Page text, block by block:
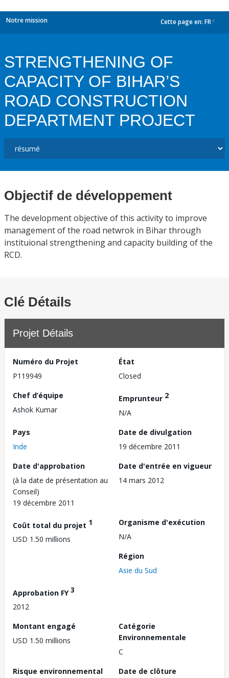
Notre mission Cette page en: FR
STRENGTHENING OF
CAPACITY OF BIHAR’S
ROAD CONSTRUCTION
DEPARTMENT PROJECT
Objectif de développement
The development objective of this activity to improve
management of the road netwrok in Bihar through
instituional strengthening and capacity building of the
RCD.
Clé Détails
Projet Détails
Numéro du Projet
P119949
État
Closed
Chef d’équipe
Ashok Kumar
Emprunteur 2
N/A
Pays
Inde
Date de divulgation
19 décembre 2011
Date d'approbation
(à la date de présentation au
Conseil)
19 décembre 2011
Date d'entrée en vigueur
14 mars 2012
Coût total du projet 1
USD 1.50 millions
Organisme d'exécution
N/A
Région
Asie du Sud
Approbation FY3
2012
Montant engagé
USD 1.50 millions
Catégorie
Environnementale
C
Risque environnemental
Date de clôture